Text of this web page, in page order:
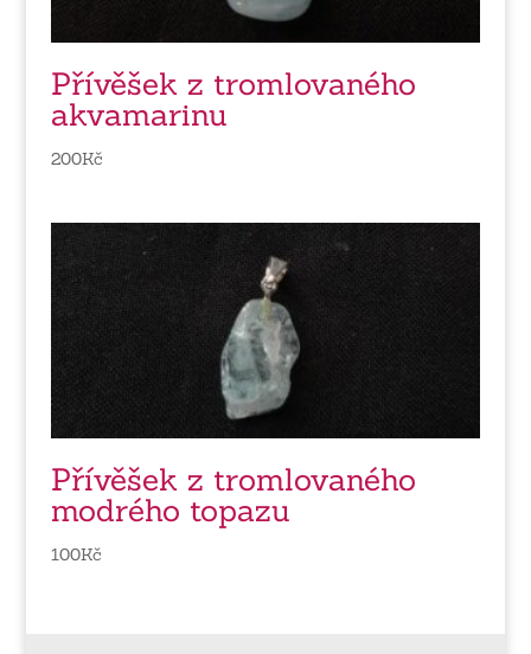
Přívěšek z tromlovaného
akvamarinu
200Kč
Přívěšek z tromlovaného
modrého topazu
100Kč